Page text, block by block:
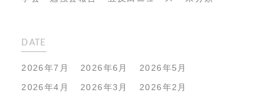
DATE
2026年7月 2026年6月
2026年5月
2026年4月
2026年3月
2026年2月